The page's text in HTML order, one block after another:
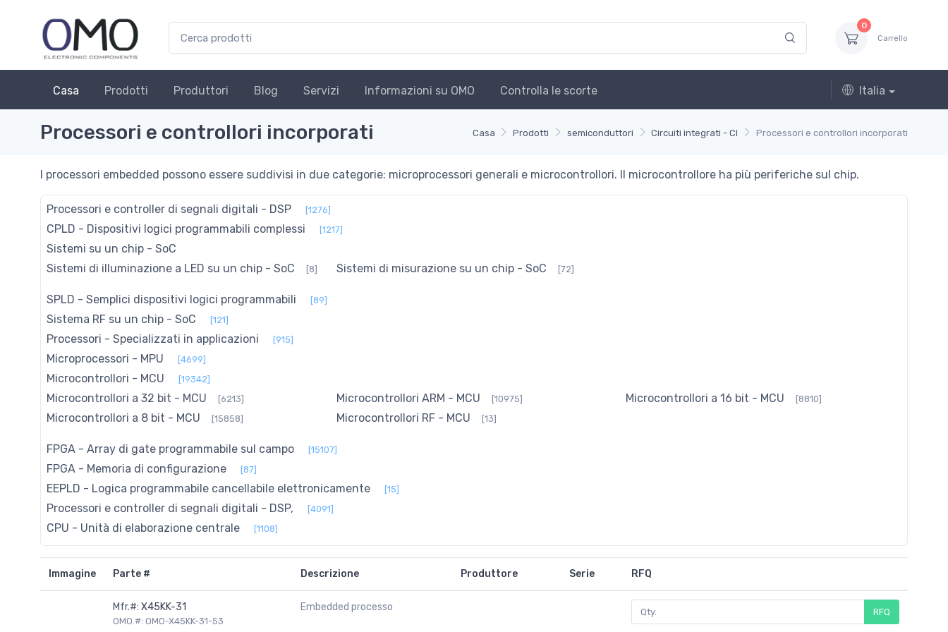
0
Carrello
Casa Prodotti Produttori Blog Servizi Informazioni su OMO Controlla le scorte Italia
Casa Prodotti semiconduttori Circuiti integrati - CI Processori e controllori incorporati
Processori e controllori incorporati
I processori embedded possono essere suddivisi in due categorie: microprocessori generali e microcontrollori. Il microcontrollore ha più periferiche sul chip.
Processori e controller di segnali digitali - DSP [1276]
CPLD - Dispositivi logici programmabili complessi [1217]
Sistemi su un chip - SoC
Sistemi di illuminazione a LED su un chip - SoC
[8] Sistemi di misurazione su un chip - SoC [72]
SPLD - Semplici dispositivi logici programmabili [89]
Sistema RF su un chip - SoC [121]
Processori - Specializzati in applicazioni [915]
Microprocessori - MPU [4699]
Microcontrollori - MCU [19342]
Microcontrollori a 32 bit - MCU [6213]
Microcontrollori a 8 bit - MCU [15858]
Microcontrollori ARM - MCU [10975]
Microcontrollori RF - MCU [13]
Microcontrollori a 16 bit - MCU [8810]
FPGA - Array di gate programmabile sul campo [15107]
FPGA - Memoria di configurazione [87]
EEPLD - Logica programmabile cancellabile elettronicamente [15]
Processori e controller di segnali digitali - DSP, [4091]
CPU - Unità di elaborazione centrale [1108]
Immagine Parte # Descrizione Produttore Serie RFQ
Mfr.#: X45KK-31
OMO.#: OMO-X45KK-31-53
Embedded processo RFQ